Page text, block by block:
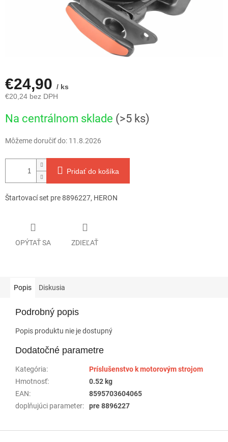
€24,90 / ks
€20,24 bez DPH
cena:
Na centrálnom sklade (>5 ks)
Môžeme doručiť do: 11.8.2026
Pridať do košíka
Štartovací set pre 8896227, HERON
OPÝTAŤ SA ZDIEĽAŤ
Popis Diskusia
Podrobný popis
Popis produktu nie je dostupný
Dodatočné parametre
Kategória:
Príslušenstvo k motorovým strojom
Hmotnosť:
0.52 kg
EAN:
8595703604065
doplňujúci parameter: pre 8896227